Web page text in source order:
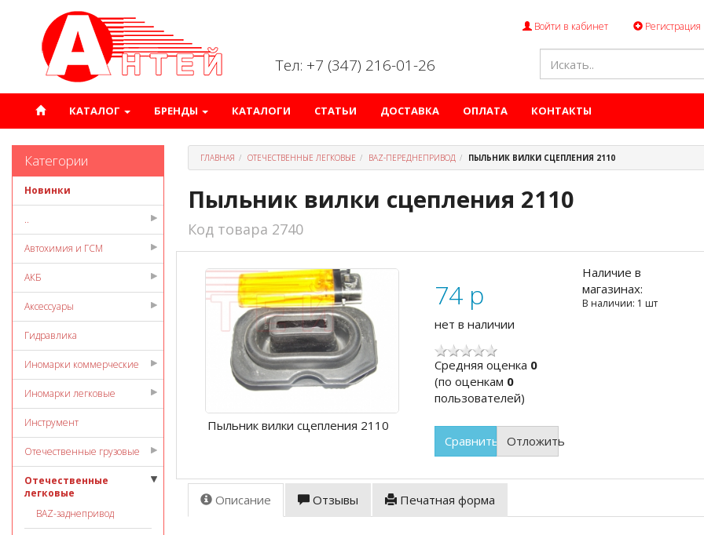
Войти в кабинет Регистрация
Тел: +7 (347) 216-01-26
КАТАЛОГ БРЕНДЫ КАТАЛОГИ СТАТЬИ ДОСТАВКА ОПЛАТА КОНТАКТЫ
Категории
Новинки
..
Автохимия и ГСМ
АКБ
Аксессуары
Гидравлика
Иномарки коммерческие
Иномарки легковые
Инструмент
Отечественные грузовые
Отечественные
легковые
ВАZ-заднепривод
ГЛАВНАЯ ОТЕЧЕСТВЕННЫЕ ЛЕГКОВЫЕ ВАZ-ПЕРЕДНЕПРИВОД ПЫЛЬНИК ВИЛКИ СЦЕПЛЕНИЯ 2110
Пыльник вилки сцепления 2110
Код товара 2740
Пыльник вилки сцепления 2110
74 p
нет в наличии
Cредняя оценка 0
(по оценкам 0
пользователей)
Сравнить Отложить
Наличие в
магазинах:
В наличии: 1 шт
Описание Отзывы Печатная форма